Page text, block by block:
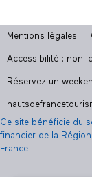
Mentions légales
Accessibilité : non-
Réservez un
Ce site bénéficie du
financier de la
France